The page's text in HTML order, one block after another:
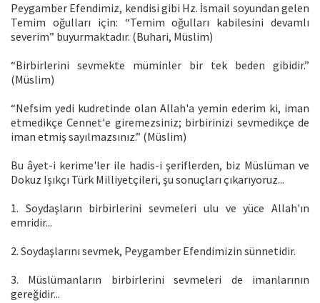
Peygamber Efendimiz, kendisi gibi Hz. İsmail soyundan gelen
Temim oğulları için: “Temim oğulları kabilesini devamlı
severim” buyurmaktadır. (Buhari, Müslim)
“Birbirlerini sevmekte müminler bir tek beden gibidir.”
(Müslim)
“Nefsim yedi kudretinde olan Allah'a yemin ederim ki, iman
etmedikçe Cennet'e giremezsiniz; birbirinizi sevmedikçe de
iman etmiş sayılmazsınız.” (Müslim)
Bu âyet-i kerime'ler ile hadis-i şeriflerden, biz Müslüman ve
Dokuz Işıkçı Türk Milliyetçileri, şu sonuçları çıkarıyoruz...
1. Soydaşların birbirlerini sevmeleri ulu ve yüce Allah'ın
emridir...
2. Soydaşlarını sevmek, Peygamber Efendimizin sünnetidir.
3. Müslümanların birbirlerini sevmeleri de imanlarının
gereğidir...